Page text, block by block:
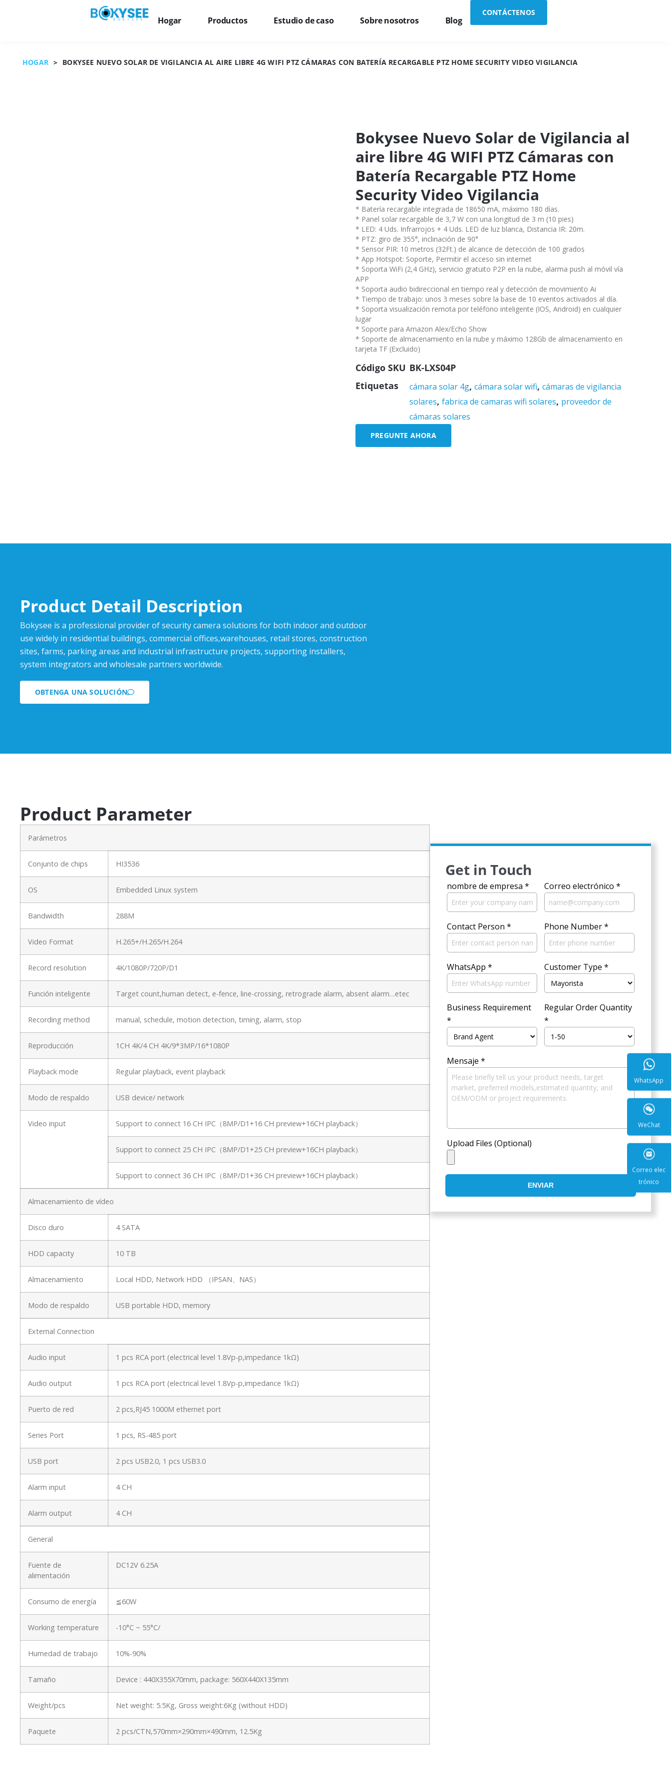
Hogar Productos Estudio de caso Sobre nosotros Blog
CONTÁCTENOS
HOGAR > BOKYSEE NUEVO SOLAR DE VIGILANCIA AL AIRE LIBRE 4G WIFI PTZ CÁMARAS CON BATERÍA RECARGABLE PTZ HOME SECURITY VIDEO VIGILANCIA
Bokysee Nuevo Solar de Vigilancia al
aire libre 4G WIFI PTZ Cámaras con
Batería Recargable PTZ Home
Security Video Vigilancia
* Batería recargable integrada de 18650 mA, máximo 180 días.
* Panel solar recargable de 3,7 W con una longitud de 3 m (10 pies)
* LED: 4 Uds. Infrarrojos + 4 Uds. LED de luz blanca, Distancia IR: 20m.
* PTZ: giro de 355°, inclinación de 90°
* Sensor PIR: 10 metros (32Ft.) de alcance de detección de 100 grados
* App Hotspot: Soporte, Permitir el acceso sin internet
* Soporta WiFi (2,4 GHz), servicio gratuito P2P en la nube, alarma push al móvil vía
APP
* Soporta audio bidireccional en tiempo real y detección de movimiento Ai
* Tiempo de trabajo: unos 3 meses sobre la base de 10 eventos activados al día.
* Soporta visualización remota por teléfono inteligente (IOS, Android) en cualquier
lugar
* Soporte para Amazon Alex/Echo Show
* Soporte de almacenamiento en la nube y máximo 128Gb de almacenamiento en
tarjeta TF (Excluido)
Código SKU BK-LXS04P
Etiquetas
cámara solar 4g, cámara solar wifi, cámaras de vigilancia
solares, fabrica de camaras wifi solares, proveedor de
cámaras solares
PREGUNTE AHORA
Product Detail Description
Bokysee is a professional provider of security camera solutions for both indoor and outdoor
use widely in residential buildings, commercial offices,warehouses, retail stores, construction
sites, farms, parking areas and industrial infrastructure projects, supporting installers,
system integrators and wholesale partners worldwide.
OBTENGA UNA SOLUCIÓN
Product Parameter
Parámetros
Conjunto de chips HI3536
OS Embedded Linux system
Bandwidth 288M
Video Format H.265+/H.265/H.264
Record resolution 4K/1080P/720P/D1
Función inteligente Target count,human detect, e-fence, line-crossing, retrograde alarm, absent alarm…etec
Recording method manual, schedule, motion detection, timing, alarm, stop
Reproducción 1CH 4K/4 CH 4K/9*3MP/16*1080P
Playback mode Regular playback, event playback
Modo de respaldo USB device/ network
Video input Support to connect 16 CH IPC（8MP/D1+16 CH preview+16CH playback）
Support to connect 25 CH IPC（8MP/D1+25 CH preview+16CH playback）
Support to connect 36 CH IPC（8MP/D1+36 CH preview+16CH playback）
Almacenamiento de vídeo
Disco duro 4 SATA
HDD capacity 10 TB
Almacenamiento Local HDD, Network HDD （IPSAN、NAS）
Modo de respaldo USB portable HDD, memory
External Connection
Audio input 1 pcs RCA port (electrical level 1.8Vp-p,impedance 1kΩ)
Audio output 1 pcs RCA port (electrical level 1.8Vp-p,impedance 1kΩ)
Puerto de red 2 pcs,RJ45 1000M ethernet port
Series Port 1 pcs, RS-485 port
USB port 2 pcs USB2.0, 1 pcs USB3.0
Alarm input 4 CH
Alarm output 4 CH
General
Fuente de
alimentación
DC12V 6.25A
Consumo de energía ≦60W
Working temperature -10°C ~ 55°C/
Humedad de trabajo 10%-90%
Tamaño Device : 440X355X70mm, package: 560X440X135mm
Weight/pcs Net weight: 5.5Kg, Gross weight:6Kg (without HDD)
Paquete 2 pcs/CTN,570mm×290mm×490mm, 12.5Kg
Get in Touch
nombre de empresa * Correo electrónico *
Contact Person * Phone Number*
WhatsApp * Customer Type *
Business Requirement
*
Regular Order Quantity
*
Mensaje *
Upload Files (Optional)
ENVIAR
Correo